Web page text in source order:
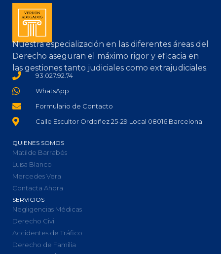
Nuestra especialización en las diferentes áreas del
Derecho aseguran el máximo rigor y eficacia en
las gestiones tanto judiciales como extrajudiciales.
93.027.92.74
WhatsApp
Formulario de Contacto
Calle Escultor Ordoñez 25-29 Local 08016 Barcelona
QUIENES SOMOS
Matilde Barrabés
Luisa Blanco
Mercedes Vera
Contacta Ahora
SERVICIOS
Negligencias Médicas
Derecho Civil
Accidentes de Tráfico
Derecho de Familia